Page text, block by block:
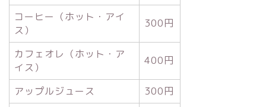
コーヒー（ホット・アイ
ス）
300円
カフェオレ（ホット・ア
イス）
400円
アップルジュース
300円